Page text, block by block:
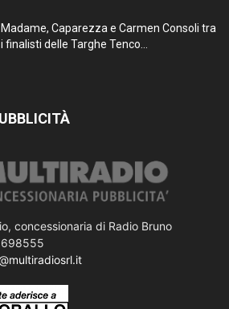
Madame, Caparezza e Carmen Consoli tra
i finalisti delle Targhe Tenco...
concessionaria di Radio Bruno
698555